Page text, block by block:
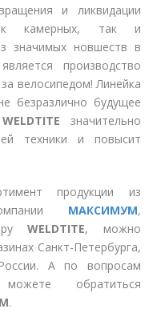
и ликвидации
камерных, так и
значимых новшеств в
производство
велосипедом! Линейка
безразлично будущее
WELDTITE значительно
техники и повысит
продукции из
МАКСИМУМ,
WELDTITE, можно
Санкт-Петербурга,
А по вопросам
обратиться
.